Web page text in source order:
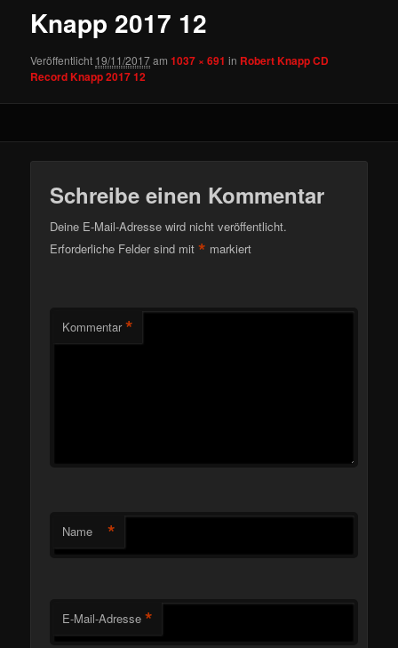
Knapp 2017 12
Veröffentlicht 19/11/2017am1037 × 691 in Robert Knapp CD
Record Knapp 2017 12
Schreibe einen Kommentar
Deine E-Mail-Adresse wird nicht veröffentlicht.
Erforderliche Felder sind mit* markiert
Kommentar *
Name *
E-Mail-Adresse *